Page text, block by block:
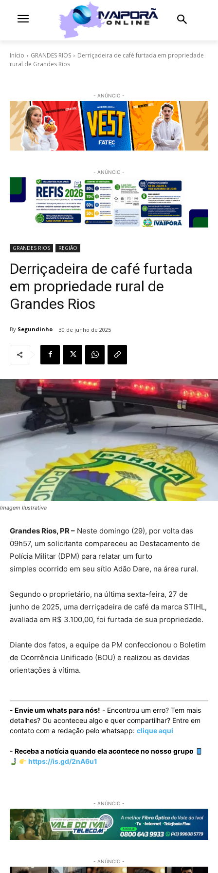
Início GRANDES RIOS
Derriçadeira de café furtada em propriedade
rural de Grandes Rios
- ANÚNCIO -
- ANÚNCIO -
GRANDES RIOS REGIÃO
Derriçadeira de café furtada
em propriedade rural de
Grandes Rios
By Segundinho 30 de junho de 2025
Imagem Ilustrativa
Grandes Rios, PR – Neste domingo (29), por volta das
09h57, um solicitante compareceu ao Destacamento de
Polícia Militar (DPM) para relatar um furto
simples ocorrido em seu sítio Adão Dare, na área rural.
Segundo o proprietário, na última sexta-feira, 27 de
junho de 2025, uma derriçadeira de café da marca STIHL,
avaliada em R$ 3.100,00, foi furtada de sua propriedade.
Diante dos fatos, a equipe da PM confeccionou o Boletim
de Ocorrência Unificado (BOU) e realizou as devidas
orientações à vítima.
- Envie um whats para nós! - Encontrou um erro? Tem mais
detalhes? Ou aconteceu algo e quer compartilhar? Entre em
contato com a redação pelo whatsapp: clique aqui
- Receba a notícia quando ela acontece no nosso grupo
https://is.gd/2nA6u1
- ANÚNCIO -
- ANÚNCIO -